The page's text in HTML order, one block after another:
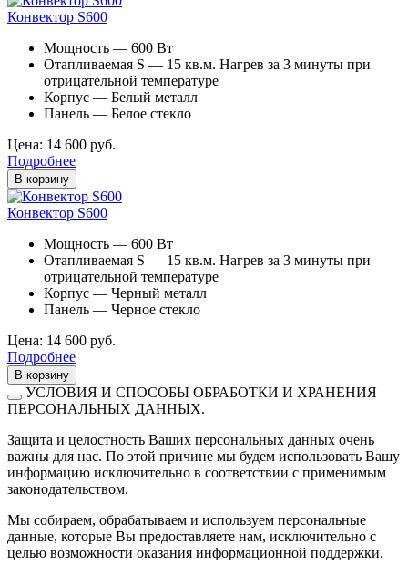
Конвектор S600
Мощность — 600 Вт
Отапливаемая S — 15 кв.м. Нагрев за 3 минуты при
отрицательной температуре
Корпус — Белый металл
Панель — Белое стекло
Цена: 14 600 руб.
Подробнее
В корзину
Конвектор S600
Мощность — 600 Вт
Отапливаемая S — 15 кв.м. Нагрев за 3 минуты при
отрицательной температуре
Корпус — Черный металл
Панель — Черное стекло
Цена: 14 600 руб.
Подробнее
В корзину
УСЛОВИЯ И СПОСОБЫ ОБРАБОТКИ И ХРАНЕНИЯ
ПЕРСОНАЛЬНЫХ ДАННЫХ.
Защита и целостность Ваших персональных данных очень
важны для нас. По этой причине мы будем использовать Вашу
информацию исключительно в соответствии с применимым
законодательством.
Мы собираем, обрабатываем и используем персональные
данные, которые Вы предоставляете нам, исключительно с
целью возможности оказания информационной поддержки.